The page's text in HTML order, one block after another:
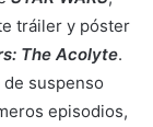
tráiler y póster
The Acolyte.
suspenso
episodios,